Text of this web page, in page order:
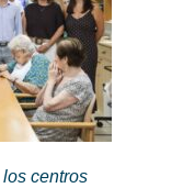
centros